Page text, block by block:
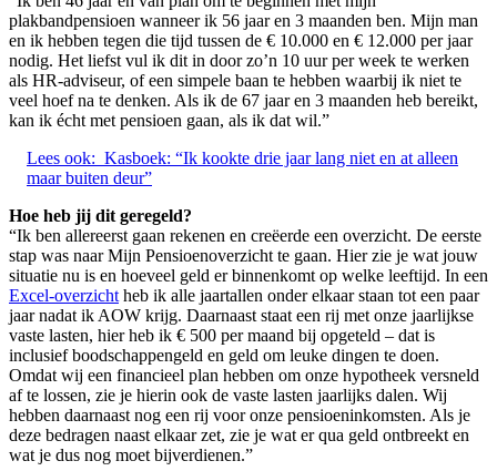
plakbandpensioen wanneer ik 56 jaar en 3 maanden ben. Mijn man
en ik hebben tegen die tijd tussen de € 10.000 en € 12.000 per jaar
nodig. Het liefst vul ik dit in door zo’n 10 uur per week te werken
als HR-adviseur, of een simpele baan te hebben waarbij ik niet te
veel hoef na te denken. Als ik de 67 jaar en 3 maanden heb bereikt,
kan ik écht met pensioen gaan, als ik dat wil.”
Lees ook: Kasboek: “Ik kookte drie jaar lang niet en at alleen
maar buiten deur”
Hoe heb jij dit geregeld?
“Ik ben allereerst gaan rekenen en creëerde een overzicht. De eerste
stap was naar Mijn Pensioenoverzicht te gaan. Hier zie je wat jouw
situatie nu is en hoeveel geld er binnenkomt op welke leeftijd. In een
Excel-overzicht heb ik alle jaartallen onder elkaar staan tot een paar
jaar nadat ik AOW krijg. Daarnaast staat een rij met onze jaarlijkse
vaste lasten, hier heb ik € 500 per maand bij opgeteld – dat is
inclusief boodschappengeld en geld om leuke dingen te doen.
Omdat wij een financieel plan hebben om onze hypotheek versneld
af te lossen, zie je hierin ook de vaste lasten jaarlijks dalen. Wij
hebben daarnaast nog een rij voor onze pensioeninkomsten. Als je
deze bedragen naast elkaar zet, zie je wat er qua geld ontbreekt en
wat je dus nog moet bijverdienen.”